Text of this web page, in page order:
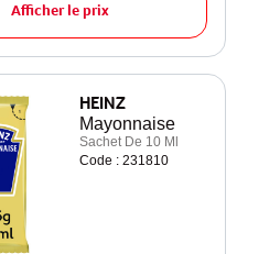
Afficher le prix
HEINZ
Mayonnaise
Sachet De 10 Ml
Code : 231810